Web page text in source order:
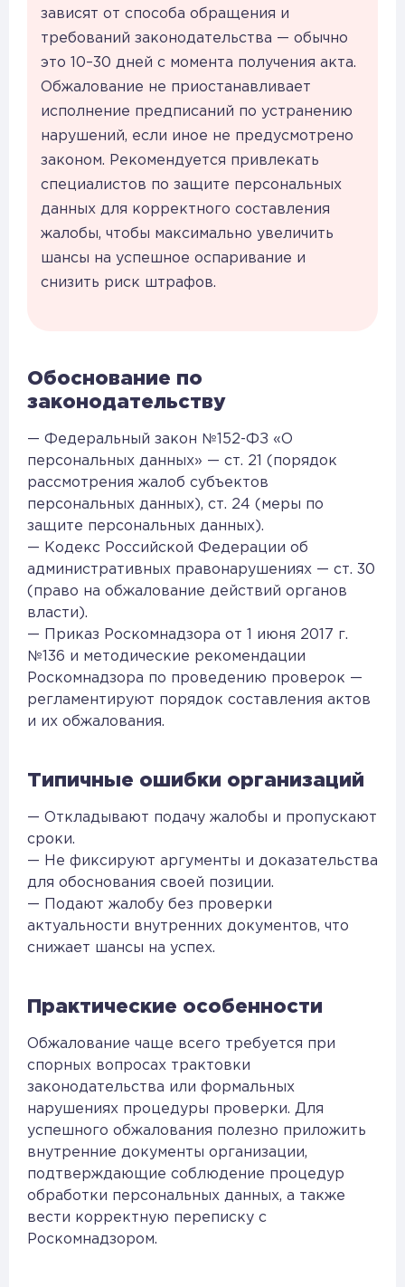
зависят от способа обращения и
требований законодательства — обычно
это 10–30 дней с момента получения акта.
Обжалование не приостанавливает
исполнение предписаний по устранению
нарушений, если иное не предусмотрено
законом. Рекомендуется привлекать
специалистов по защите персональных
данных для корректного составления
жалобы, чтобы максимально увеличить
шансы на успешное оспаривание и
снизить риск штрафов.
Обоснование по
законодательству
— Федеральный закон №152-ФЗ «О
персональных данных» — ст. 21 (порядок
рассмотрения жалоб субъектов
персональных данных), ст. 24 (меры по
защите персональных данных).
— Кодекс Российской Федерации об
административных правонарушениях — ст. 30
(право на обжалование действий органов
власти).
— Приказ Роскомнадзора от 1 июня 2017 г.
№136 и методические рекомендации
Роскомнадзора по проведению проверок —
регламентируют порядок составления актов
и их обжалования.
Типичные ошибки организаций
— Откладывают подачу жалобы и пропускают
сроки.
— Не фиксируют аргументы и доказательства
для обоснования своей позиции.
— Подают жалобу без проверки
актуальности внутренних документов, что
снижает шансы на успех.
Практические особенности
Обжалование чаще всего требуется при
спорных вопросах трактовки
законодательства или формальных
нарушениях процедуры проверки. Для
успешного обжалования полезно приложить
внутренние документы организации,
подтверждающие соблюдение процедур
обработки персональных данных, а также
вести корректную переписку с
Роскомнадзором.